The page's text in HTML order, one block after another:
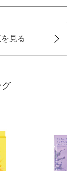
見る